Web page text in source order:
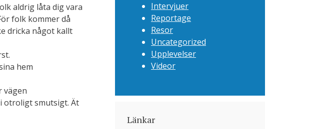
aldrig låta dig vara
folk kommer då
dricka något kallt
hem
vägen
otroligt smutsigt. Ät
Intervjuer
Reportage
Resor
Uncategorized
Upplevelser
Videor
Länkar